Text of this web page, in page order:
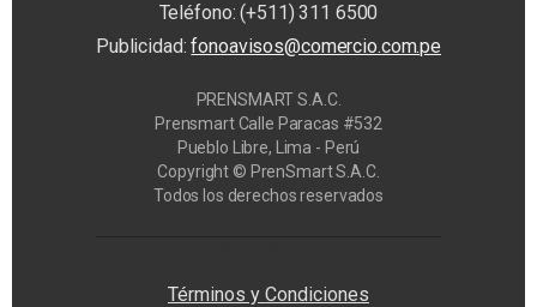
Teléfono: (+511) 311 6500
Publicidad:fonoavisos@comercio.com.pe
PRENSMART S.A.C.
Prensmart Calle Paracas #532
Pueblo Libre, Lima - Perú
Copyright © PrenSmart S.A.C.
Todos los derechos reservados
Términos y Condiciones